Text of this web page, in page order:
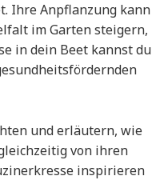
Ihre Anpflanzung kann
im Garten steigern,
in dein Beet kannst du
und erläutern, wie
von ihren
inspirieren